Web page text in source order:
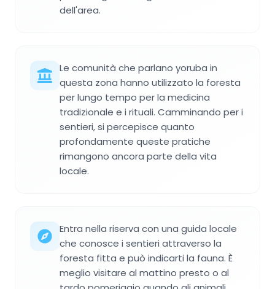
dell'area.
Le comunità che parlano yoruba in
questa zona hanno utilizzato la foresta
per lungo tempo per la medicina
tradizionale e i rituali. Camminando per i
sentieri, si percepisce quanto
profondamente queste pratiche
rimangono ancora parte della vita
locale.
Entra nella riserva con una guida locale
che conosce i sentieri attraverso la
foresta fitta e può indicarti la fauna. È
meglio visitare al mattino presto o al